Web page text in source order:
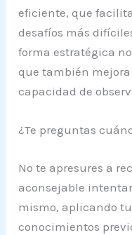
eficiente, que
desafíos más
forma estratégica
que también
capacidad de
¿Te preguntas
No te apresures a
aconsejable
mismo, aplicando
conocimientos